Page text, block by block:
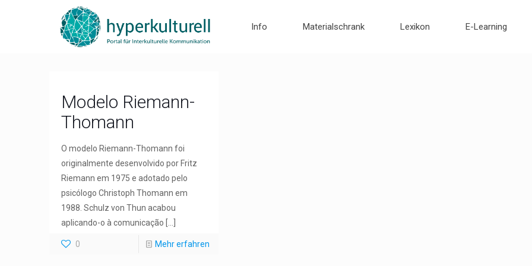
Info Materialschrank Lexikon E-Learning
Modelo Riemann-
Thomann
O modelo Riemann-Thomann foi
originalmente desenvolvido por Fritz
Riemann em 1975 e adotado pelo
psicólogo Christoph Thomann em
1988. Schulz von Thun acabou
aplicando-o à comunicação
0 Mehr erfahren